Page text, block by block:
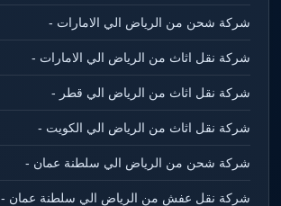
شركة شحن من الرياض الي الامارات -
شركة نقل اثاث من الرياض الي الامارات -
شركة نقل اثاث من الرياض الي قطر -
شركة نقل اثاث من الرياض الي الكويت -
شركة شحن من الرياض الي سلطنة عمان -
شركة نقل عفش من الرياض الي سلطنة عمان -